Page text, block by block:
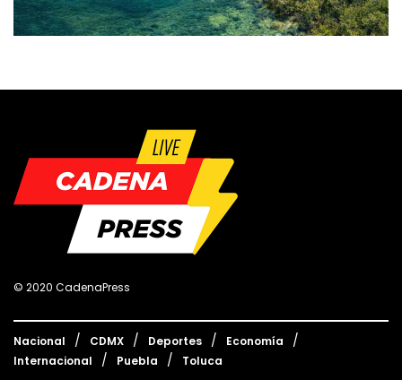
© 2020 CadenaPress
Nacional CDMX Deportes
Economía
Internacional
Puebla Toluca